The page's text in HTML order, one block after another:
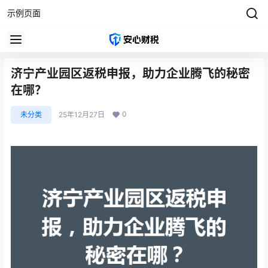
示例页面
济宁产业园区返税申报，助力企业腾飞的秘密
在哪？
未分类 25年12月27日 0